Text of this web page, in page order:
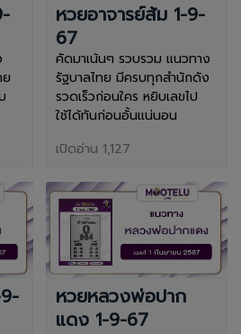
หวยอาจารย์ส้ม 1-9-
67
คัดมาเน้นๆ รวบรวม แนวทาง
รัฐบาลไทย มีครบทุกสำนักดัง
รวดเร็วก่อนใคร หยิบเลขไป
ใช้ได้ทันก่อนอั้นแน่นอน
เปิดอ่าน 1,127
หวยหลวงพ่อปาก
แดง 1-9-67